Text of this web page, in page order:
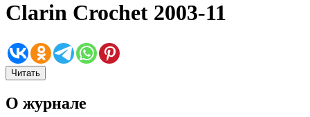
Clarin Crochet 2003-11
Читать
О журнале